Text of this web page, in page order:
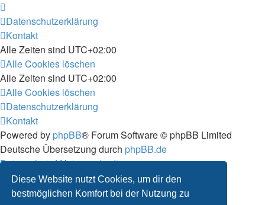
Diese Website nutzt Cookies, um dir den
bestmöglichen Komfort bei der Nutzung zu
Datenschutzerklärung
Kontakt
Alle Zeiten sind UTC+02:00
Alle Cookies löschen
Alle Zeiten sind UTC+02:00
Alle Cookies löschen
Datenschutzerklärung
Kontakt
Powered by phpBB® Forum Software © phpBB Limited
Deutsche Übersetzung durch phpBB.de
Datenschutz|Nutzungsbedingungen